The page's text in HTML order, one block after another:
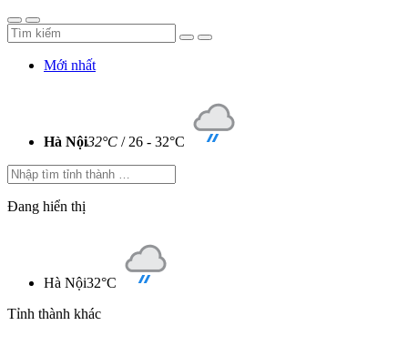
Mới nhất
Hà Nội32°C / 26 - 32°C
Đang hiển thị
Hà Nội32°C
Tỉnh thành khác